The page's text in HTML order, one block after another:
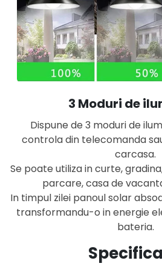
3 Moduri de
Dispune de 3 moduri de
controla din telecomanda
carcasa.
Se poate utiliza in curte,
parcare, casa de
In timpul zilei panoul solar
transformandu-o in energie
bateria.